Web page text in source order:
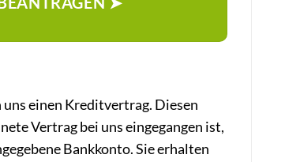
einen Kreditvertrag. Diesen
Vertrag bei uns eingegangen ist,
Bankkonto. Sie erhalten